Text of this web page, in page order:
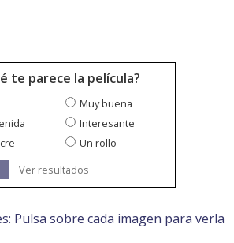
te parece la película?
Muy buena
Interesante
Un rollo
Ver resultados
Pulsa sobre cada imagen para verla